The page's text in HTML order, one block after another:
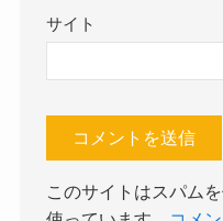
サイト
このサイトはスパム